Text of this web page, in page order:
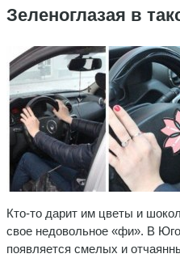
Зеленоглазая в
Кто-то дарит им цветы и
свое недовольное «фи». В
появляется смелых и